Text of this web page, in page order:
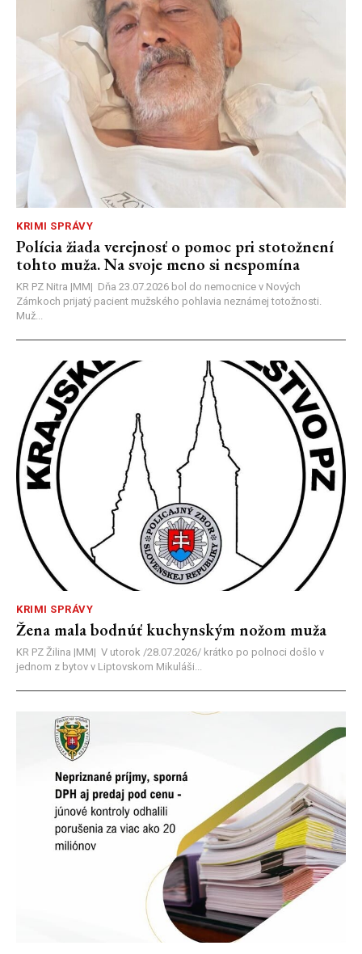
KRIMI SPRÁVY
Polícia žiada verejnosť o pomoc pri stotožnení
tohto muža. Na svoje meno si nespomína
KR PZ Nitra |MM| Dňa 23.07.2026 bol do nemocnice v Nových
Zámkoch prijatý pacient mužského pohlavia neznámej totožnosti.
Muž...
KRIMI SPRÁVY
Žena mala bodnúť kuchynským nožom muža
KR PZ Žilina |MM| V utorok /28.07.2026/ krátko po polnoci došlo v
jednom z bytov v Liptovskom Mikuláši...